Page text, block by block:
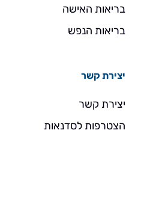
בריאות האישה
בריאות הנפש
יצירת קשר
יצירת קשר
הצטרפות לסדנאות